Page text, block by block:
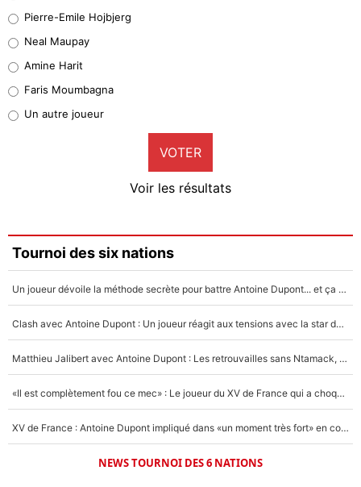
5%
1%
9%
Faris Moumbagna
4%
Un autre joueur
5%
Pierre-Emile Hojbjerg
Neal Maupay
Amine Harit
Faris Moumbagna
Un autre joueur
VOTER
Voir les résultats
Tournoi des six nations
Un joueur dévoile la méthode secrète pour battre Antoine Dupont... et ça marche !
Clash avec Antoine Dupont : Un joueur réagit aux tensions avec la star du XV de France !
Matthieu Jalibert avec Antoine Dupont : Les retrouvailles sans Ntamack, «il y a eu des discussions»
«Il est complètement fou ce mec» : Le joueur du XV de France qui a choqué Matthieu Jalibert !
XV de France : Antoine Dupont impliqué dans «un moment très fort» en coulisses
NEWS TOURNOI DES 6 NATIONS